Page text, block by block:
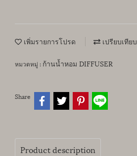
เพิ่มรายการโปรด เปรียบเทียบ
หมวดหมู่ : ก้านน้ำหอม DIFFUSER
Share
Product description